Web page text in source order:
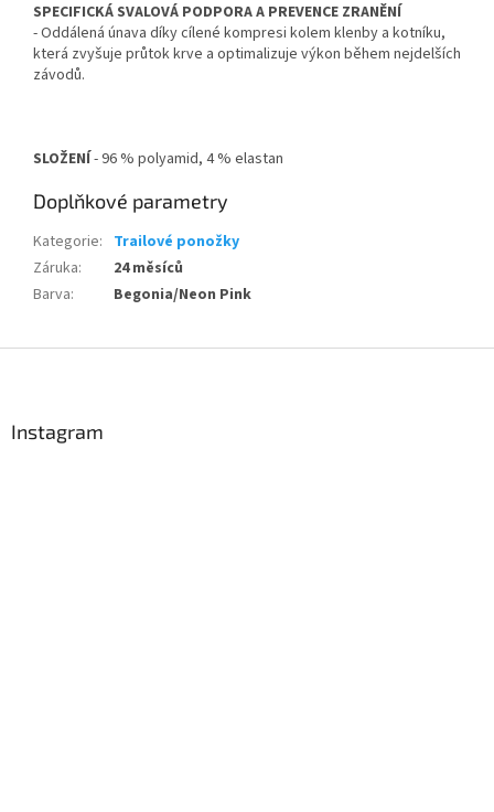
SPECIFICKÁ SVALOVÁ PODPORA A PREVENCE ZRANĚNÍ
- Oddálená únava díky cílené kompresi kolem klenby a kotníku,
která zvyšuje průtok krve a optimalizuje výkon během nejdelších
závodů.
SLOŽENÍ- 96 % polyamid, 4 % elastan
Doplňkové parametry
Kategorie: Trailové ponožky
Záruka:
24 měsíců
Barva: Begonia/Neon Pink
Instagram